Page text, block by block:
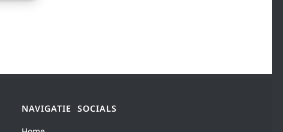
NAVIGATIE SOCIALS